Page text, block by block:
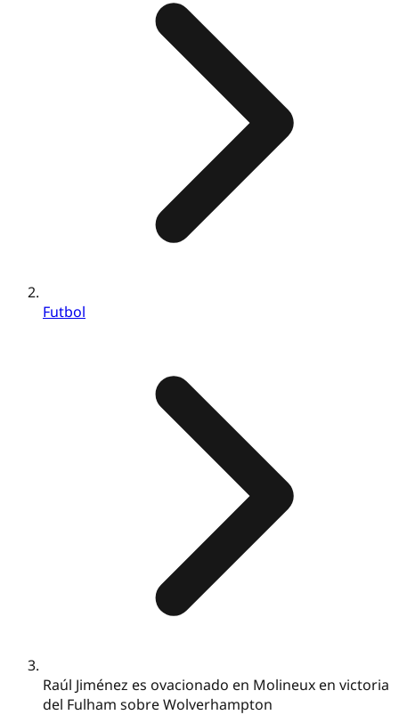
Futbol
Raúl Jiménez es ovacionado en Molineux en victoria
del Fulham sobre Wolverhampton